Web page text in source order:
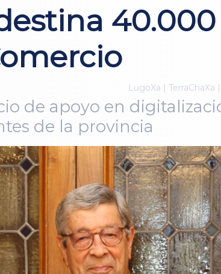
40.000
LugoXa | TerraChaXa
de apoyo en
de la provincia